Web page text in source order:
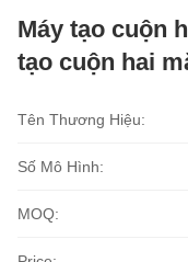
Máy tạo cuộn
tạo cuộn hai
Tên Thương Hiệu:
Số Mô Hình:
MOQ: